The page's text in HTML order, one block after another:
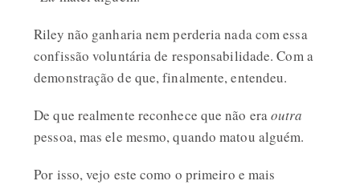
Riley não ganharia nem perderia nada com essa
confissão voluntária de responsabilidade. Com a
demonstração de que, finalmente, entendeu.
De que realmente reconhece que não eraoutra
pessoa, mas ele mesmo, quando matou alguém.
Por isso, vejo este como o primeiro e mais